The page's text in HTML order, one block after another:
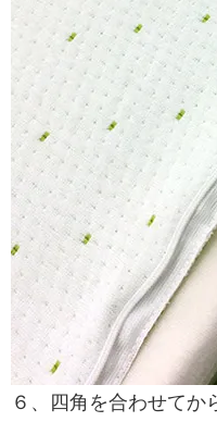
６、四角を合わせてか